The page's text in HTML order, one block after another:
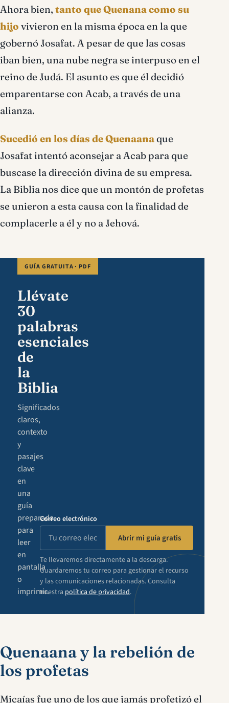
Ahora bien, tanto que Quenana como su
hijo vivieron en la misma época en la que
gobernó Josafat. A pesar de que las cosas
iban bien, una nube negra se interpuso en el
reino de Judá. El asunto es que él decidió
emparentarse con Acab, a través de una
alianza.
Sucedió en los días de Quenaanaque
Josafat intentó aconsejar a Acab para que
buscase la dirección divina de su empresa.
La Biblia nos dice que un montón de profetas
se unieron a esta causa con la finalidad de
complacerle a él y no a Jehová.
GUÍA GRATUITA · PDF
Llévate
30
palabras
esenciales
de
la
Biblia
Significados
claros,
contexto
y
pasajes
clave
en
una
guía
preparada
para
leer
en
pantalla
o
imprimir.
Correo electrónico
Abrir mi guía gratis
Te llevaremos directamente a la descarga.
Guardaremos tu correo para gestionar el recurso
y las comunicaciones relacionadas. Consulta
nuestra política de privacidad.
Quenaana y la rebelión de
los profetas
Micaías fue uno de los que jamás profetizó el